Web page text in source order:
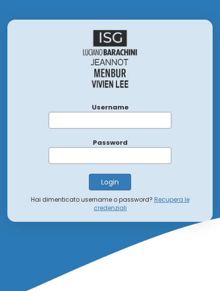
Username
Password
Hai dimenticato username o password? Recupera le
credenziali